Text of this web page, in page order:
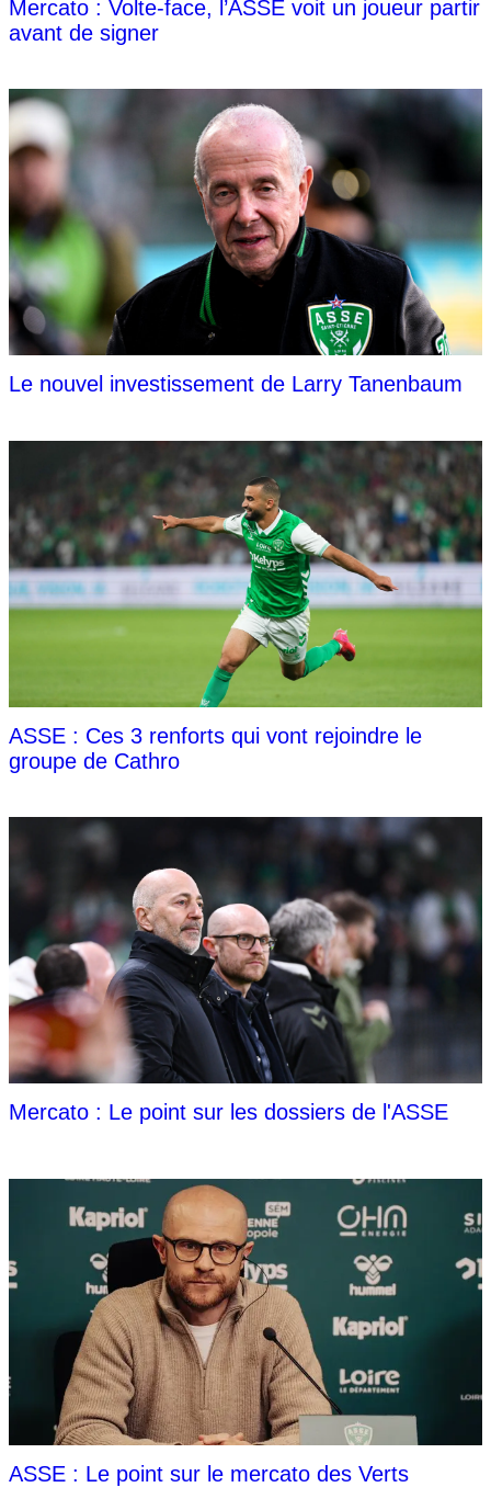
Mercato : Volte-face, l’ASSE voit un joueur partir
avant de signer
Le nouvel investissement de Larry Tanenbaum
ASSE : Ces 3 renforts qui vont rejoindre le
groupe de Cathro
Mercato : Le point sur les dossiers de l'ASSE
ASSE : Le point sur le mercato des Verts